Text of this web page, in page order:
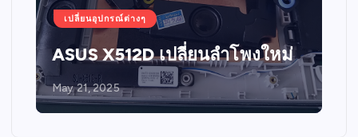
เปลี่ยนอุปกรณ์ต่างๆ
ASUS X512D เปลี่ยนลำโพงใหม่
May 21, 2025